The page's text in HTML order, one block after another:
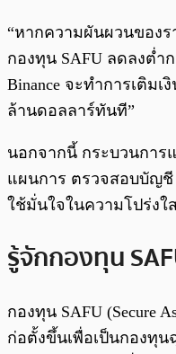
“หากความผันผวนของร
กองทุน SAFU ลดลงต่ำ
Binance จะทำการเติม
ล้านดอลลาร์ทันที”
นอกจากนี้ กระบวนการ
แผนการ ตรวจสอบบัญชี
ใช้มั่นใจในความโปร่งใ
รู้จักกองทุน
กองทุน SAFU (Secure
ก่อตั้งขึ้นเพื่อเป็นกองทุน